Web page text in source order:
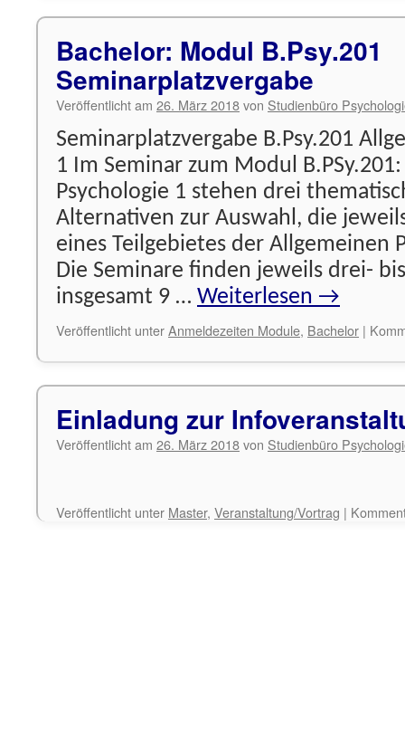
Bachelor: Modul B.Psy.201
Seminarplatzvergabe
Veröffentlicht am 26. März 2018von Studienbüro
Seminarplatzvergabe B.Psy.201
1 Im Seminar zum Modul
Psychologie 1 stehen drei
Alternativen zur Auswahl, die
eines Teilgebietes der Allgemeinen
Die Seminare finden jeweils drei-
insgesamt 9 … Weiterlesen →
Veröffentlicht unterAnmeldezeiten Module, Bachelor |
Einladung zur
Veröffentlicht am 26. März 2018von Studienbüro
Veröffentlicht unter Master, Veranstaltung/Vortrag |